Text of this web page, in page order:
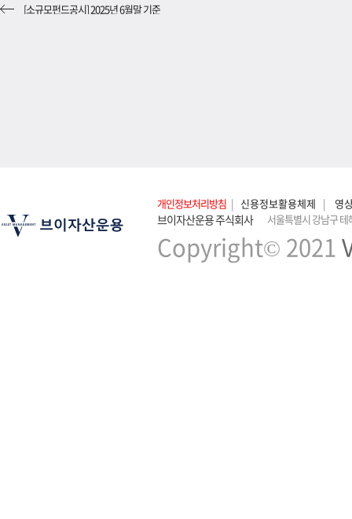
[소규모펀드공시] 2025년 6월말 기준
개인정보처리방침 | 신용정보활용체제 | 영
브이자산운용 주식회사 서울특별시 강남구
Copyright© 2021